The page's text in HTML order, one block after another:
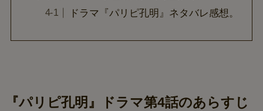
ドラマ『パリピ孔明』ネタバレ感想。
『パリピ孔明』ドラマ第4話のあらすじ